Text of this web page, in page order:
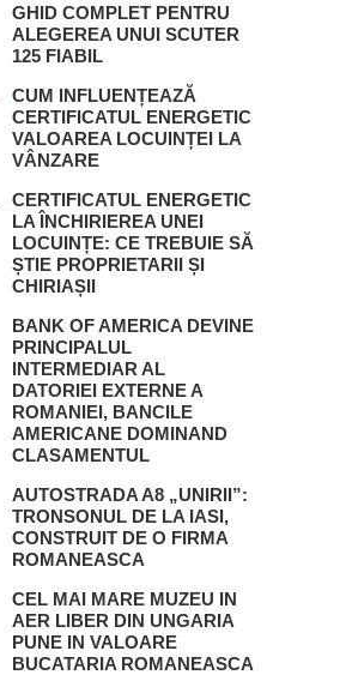
GHID COMPLET PENTRU
ALEGEREA UNUI SCUTER
125 FIABIL
CUM INFLUENȚEAZĂ
CERTIFICATUL ENERGETIC
VALOAREA LOCUINȚEI LA
VÂNZARE
CERTIFICATUL ENERGETIC
LA ÎNCHIRIEREA UNEI
LOCUINȚE: CE TREBUIE SĂ
ȘTIE PROPRIETARII ȘI
CHIRIAȘII
BANK OF AMERICA DEVINE
PRINCIPALUL
INTERMEDIAR AL
DATORIEI EXTERNE A
ROMANIEI, BANCILE
AMERICANE DOMINAND
CLASAMENTUL
AUTOSTRADA A8 „UNIRII”:
TRONSONUL DE LA IASI,
CONSTRUIT DE O FIRMA
ROMANEASCA
CEL MAI MARE MUZEU IN
AER LIBER DIN UNGARIA
PUNE IN VALOARE
BUCATARIA ROMANEASCA